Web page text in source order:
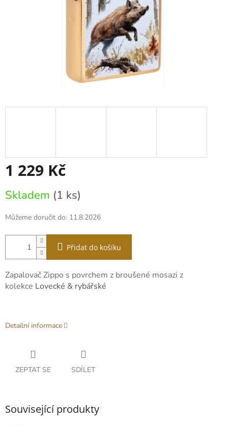
1 229 Kč
cena:
Skladem (1 ks)
Můžeme doručit do: 11.8.2026
Přidat do košíku
Zapalovač Zippo s povrchem z broušené mosazi z
kolekce Lovecké & rybářské
Detailní informace
ZEPTAT SE SDÍLET
Související produkty